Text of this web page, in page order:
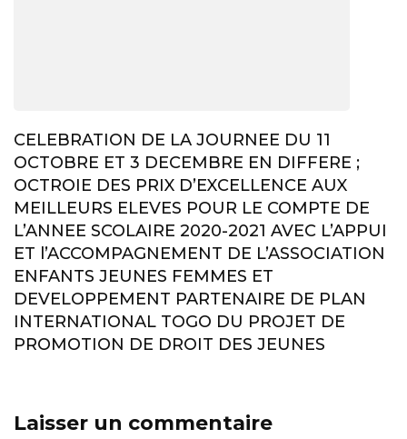
CELEBRATION DE LA JOURNEE DU 11
OCTOBRE ET 3 DECEMBRE EN DIFFERE ;
OCTROIE DES PRIX D’EXCELLENCE AUX
MEILLEURS ELEVES POUR LE COMPTE DE
L’ANNEE SCOLAIRE 2020-2021 AVEC L’APPUI
ET l’ACCOMPAGNEMENT DE L’ASSOCIATION
ENFANTS JEUNES FEMMES ET
DEVELOPPEMENT PARTENAIRE DE PLAN
INTERNATIONAL TOGO DU PROJET DE
PROMOTION DE DROIT DES JEUNES
Laisser un commentaire